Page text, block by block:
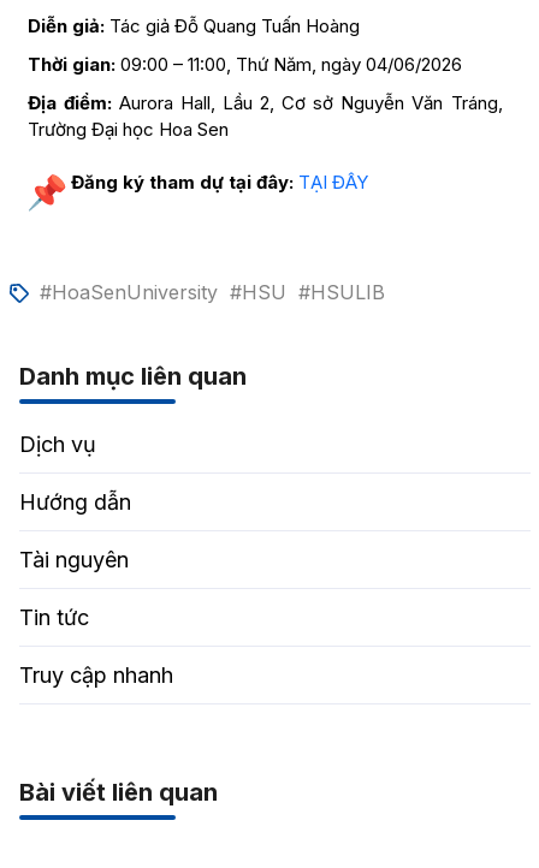
Diễn giả:Tác giả Đỗ Quang Tuấn Hoàng
Thời gian:09:00 – 11:00, Thứ Năm, ngày 04/06/2026
Địa điểm:Aurora Hall, Lầu 2, Cơ sở Nguyễn Văn Tráng,
Trường Đại học Hoa Sen
Đăng ký tham dự tại đây: TẠI ĐÂY
#HoaSenUniversity #HSU #HSULIB
Danh mục liên quan
Dịch vụ
Hướng dẫn
Tài nguyên
Tin tức
Truy cập nhanh
Bài viết liên quan